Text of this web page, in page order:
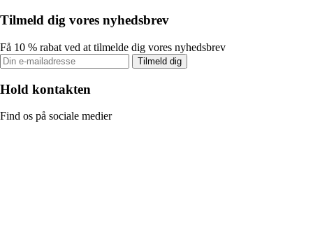
Tilmeld dig vores nyhedsbrev
Få 10 % rabat ved at tilmelde dig vores nyhedsbrev
Tilmeld dig
Hold kontakten
Find os på sociale medier